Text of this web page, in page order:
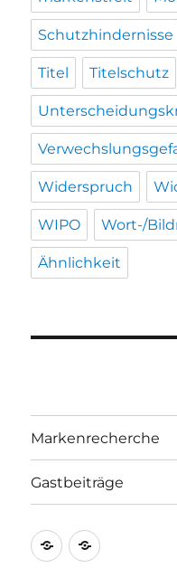
Schutzhindernisse
Titel Titelschutz
Widerspruch
WIPO Wort-/
Ähnlichkeit
Markenrecherche
Gastbeiträge